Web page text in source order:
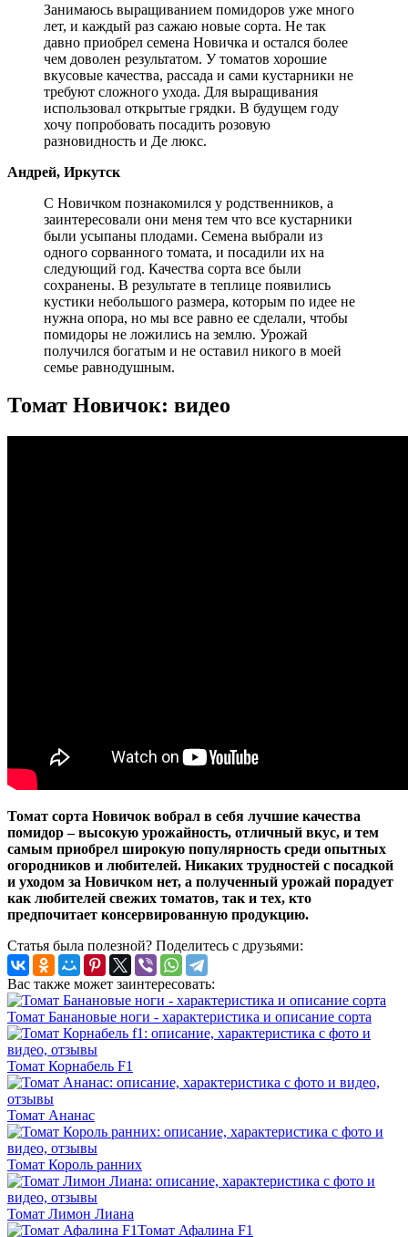
Занимаюсь выращиванием помидоров уже много
лет, и каждый раз сажаю новые сорта. Не так
давно приобрел семена Новичка и остался более
чем доволен результатом. У томатов хорошие
вкусовые качества, рассада и сами кустарники не
требуют сложного ухода. Для выращивания
использовал открытые грядки. В будущем году
хочу попробовать посадить розовую
разновидность и Де люкс.
Андрей, Иркутск
С Новичком познакомился у родственников, а
заинтересовали они меня тем что все кустарники
были усыпаны плодами. Семена выбрали из
одного сорванного томата, и посадили их на
следующий год. Качества сорта все были
сохранены. В результате в теплице появились
кустики небольшого размера, которым по идее не
нужна опора, но мы все равно ее сделали, чтобы
помидоры не ложились на землю. Урожай
получился богатым и не оставил никого в моей
семье равнодушным.
Томат Новичок: видео
Томат сорта Новичок вобрал в себя лучшие качества
помидор – высокую урожайность, отличный вкус, и тем
самым приобрел широкую популярность среди опытных
огородников и любителей. Никаких трудностей с посадкой
и уходом за Новичком нет, а полученный урожай порадует
как любителей свежих томатов, так и тех, кто
предпочитает консервированную продукцию.
Статья была полезной? Поделитесь с друзьями:
Вас также может заинтересовать:
Томат Банановые ноги - характеристика и описание сорта
Томат Корнабель F1
Томат Ананас
Томат Король ранних
Томат Лимон Лиана
Томат Афалина F1